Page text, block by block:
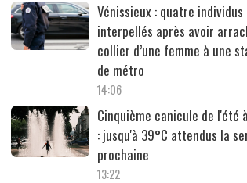
Vénissieux : quatre individus
interpellés après avoir
collier d’une femme à une
de métro
14:06
Cinquième canicule de l'été
: jusqu'à 39°C attendus la
prochaine
13:22